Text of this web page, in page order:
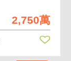
2,750萬